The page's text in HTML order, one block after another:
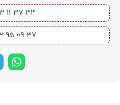
33 37 11 33 - 021​
37 09 95 33 - 021​